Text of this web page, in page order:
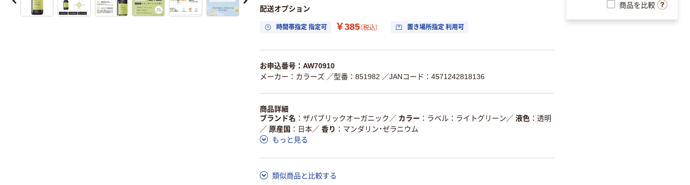
配送オプション
時間帯指定 指定可 ￥385（税込） 置き場所指定 利用可
お申込番号：AW70910
メーカー：カラーズ ／型番：851982 ／JANコード：4571242818136
商品詳細
ブランド名
ザパブリックオーガニック ／ カラー ラベル：ライトグリーン ／ 液色
透明
／ 原産国 日本／ 香り
マンダリン・ゼラニウム
もっと見る
類似商品と比較する
商品を比較